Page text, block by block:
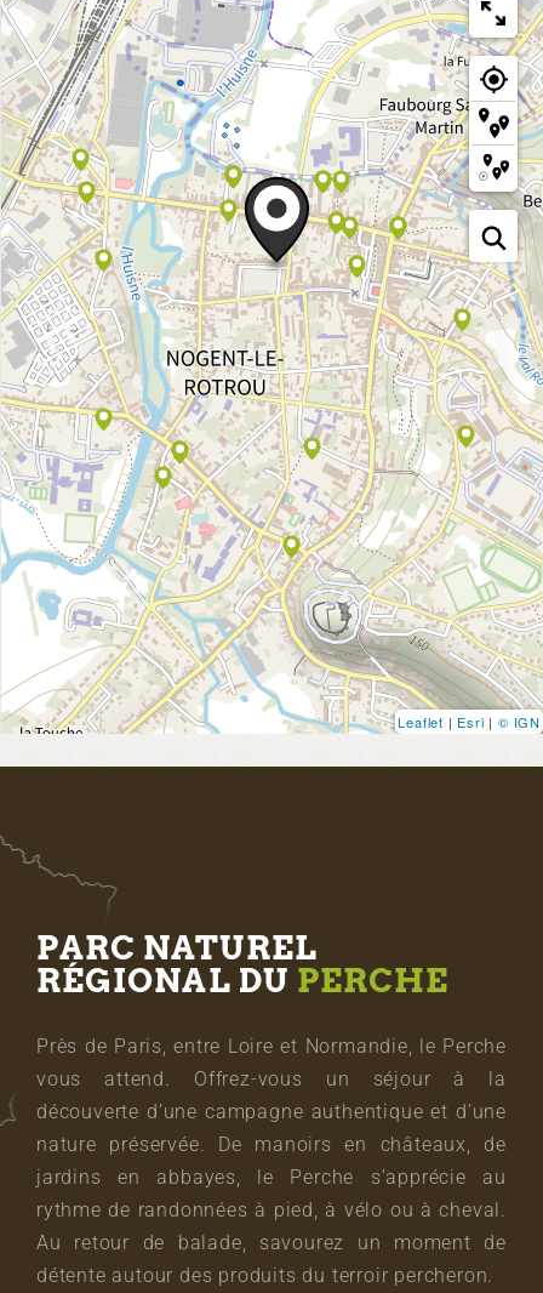
Leaflet | Esri | © IGN
PARC NATUREL
RÉGIONAL DU PERCHE
Près de Paris, entre Loire et Normandie, le Perche
vous attend. Offrez-vous un séjour à la
découverte d’une campagne authentique et d’une
nature préservée. De manoirs en châteaux, de
jardins en abbayes, le Perche s’apprécie au
rythme de randonnées à pied, à vélo ou à cheval.
Au retour de balade, savourez un moment de
détente autour des produits du terroir percheron.